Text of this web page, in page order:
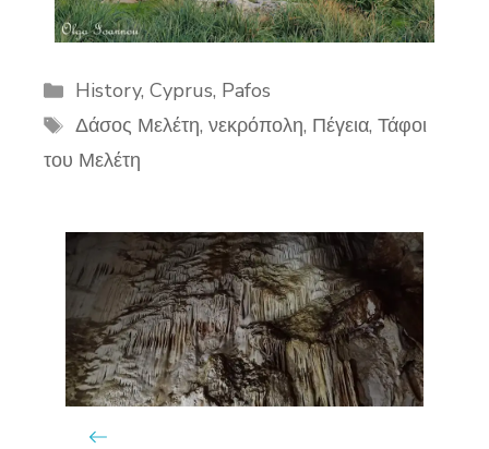
Categories
History, Cyprus, Pafos
Tags
Δάσος Μελέτη, νεκρόπολη, Πέγεια, Τάφοι
του Μελέτη